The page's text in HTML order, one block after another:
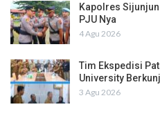
Kapolres
PJU Nya
4 Agu 2026
Tim Ekspedisi
University
3 Agu 2026